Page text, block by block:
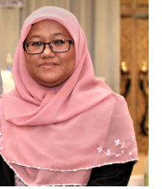
150
TEAM
STANDARD